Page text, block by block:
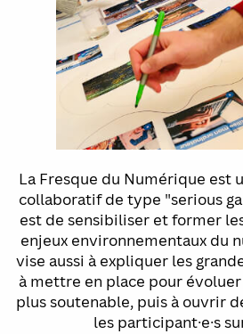
La Fresque du Numérique est
collaboratif de type "serious
est de sensibiliser et former
enjeux environnementaux du
vise aussi à expliquer les
à mettre en place pour
plus soutenable, puis à ouvrir
les participant·e·s